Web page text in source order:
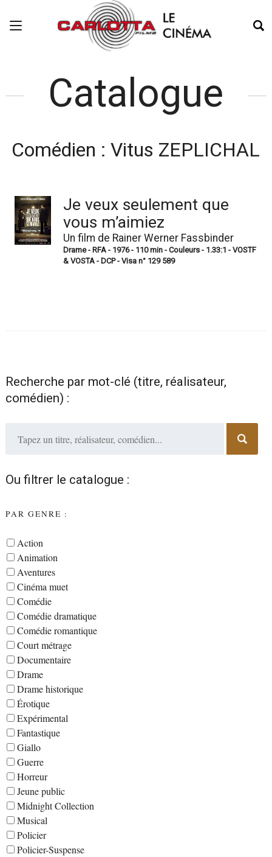
Catalogue
Comédien :Vitus ZEPLICHAL
Je veux seulement que
vous m’aimiez
Un film de Rainer Werner Fassbinder
Drame - RFA - 1976 - 110 min - Couleurs - 1.33:1 - VOSTF
& VOSTA - DCP - Visa n° 129 589
Recherche par mot-clé (titre, réalisateur,
comédien) :
Ou filtrer le catalogue :
PAR GENRE :
Action
Animation
Aventures
Cinéma muet
Comédie
Comédie dramatique
Comédie romantique
Court métrage
Documentaire
Drame
Drame historique
Érotique
Expérimental
Fantastique
Giallo
Guerre
Horreur
Jeune public
Midnight Collection
Musical
Policier
Policier-Suspense